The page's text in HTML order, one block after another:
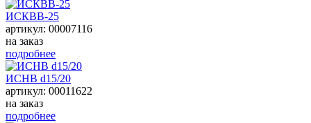
ИСКВВ-25
артикул: 00007116
на заказ
подробнее
ИСНВ d15/20
артикул: 00011622
на заказ
подробнее